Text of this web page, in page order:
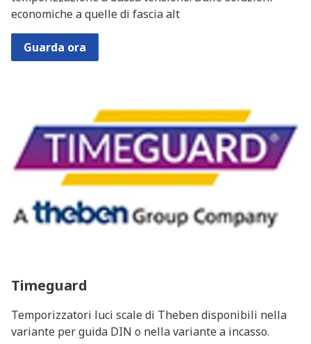
economiche a quelle di fascia alt
Guarda ora
Timeguard
Temporizzatori luci scale di Theben disponibili nella
variante per guida DIN o nella variante a incasso.